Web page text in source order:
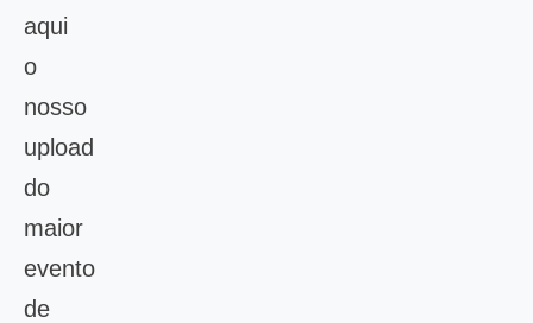
aqui
o
nosso
upload
do
maior
evento
de